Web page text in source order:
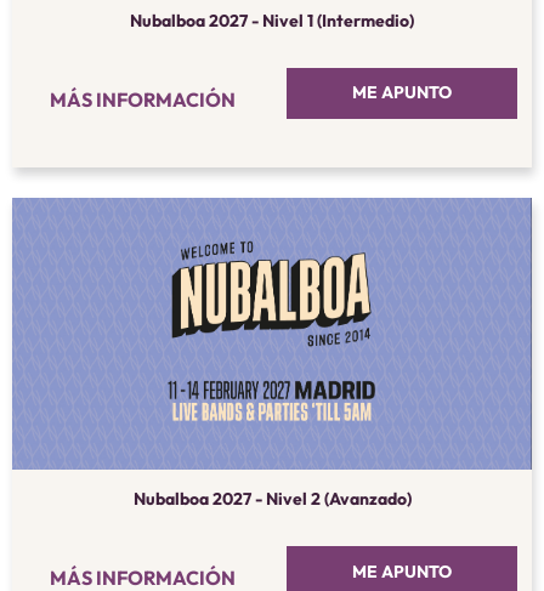
Nubalboa 2027 - Nivel 1 (Intermedio)
MÁS INFORMACIÓN ME APUNTO
Nubalboa 2027 - Nivel 2 (Avanzado)
MÁS INFORMACIÓN ME APUNTO